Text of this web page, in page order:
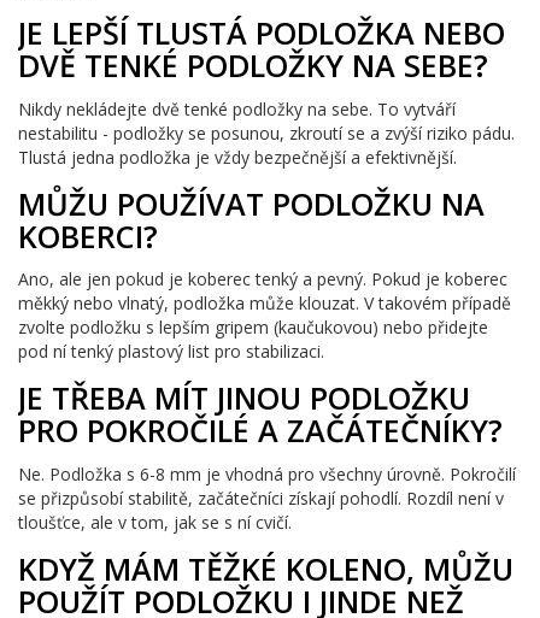
JE LEPŠÍ TLUSTÁ PODLOŽKA NEBO
DVĚ TENKÉ PODLOŽKY NA SEBE?
Nikdy nekládejte dvě tenké podložky na sebe. To vytváří
nestabilitu - podložky se posunou, zkroutí se a zvýší riziko pádu.
Tlustá jedna podložka je vždy bezpečnější a efektivnější.
MŮŽU POUŽÍVAT PODLOŽKU NA
KOBERCI?
Ano, ale jen pokud je koberec tenký a pevný. Pokud je koberec
měkký nebo vlnatý, podložka může klouzat. V takovém případě
zvolte podložku s lepším gripem (kaučukovou) nebo přidejte
pod ní tenký plastový list pro stabilizaci.
JE TŘEBA MÍT JINOU PODLOŽKU
PRO POKROČILÉ A ZAČÁTEČNÍKY?
Ne. Podložka s 6-8 mm je vhodná pro všechny úrovně. Pokročilí
se přizpůsobí stabilitě, začátečníci získají pohodlí. Rozdíl není v
tloušťce, ale v tom, jak se s ní cvičí.
KDYŽ MÁM TĚŽKÉ KOLENO, MŮŽU
POUŽÍT PODLOŽKU I JINDE NEŽ